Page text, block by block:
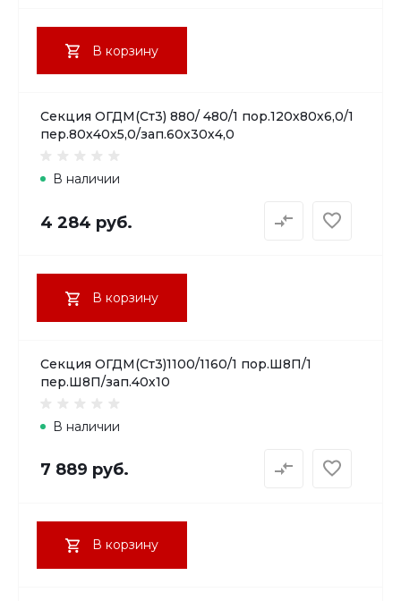
В корзину
Секция ОГДМ(Ст3) 880/ 480/1 пор.120х80х6,0/1
пер.80х40х5,0/зап.60х30х4,0
В наличии
4 284 руб.
В корзину
Секция ОГДМ(Ст3)1100/1160/1 пор.Ш8П/1
пер.Ш8П/зап.40х10
В наличии
7 889 руб.
В корзину